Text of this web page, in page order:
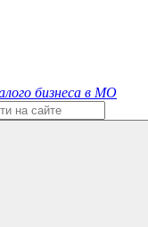
бизнеса в МО